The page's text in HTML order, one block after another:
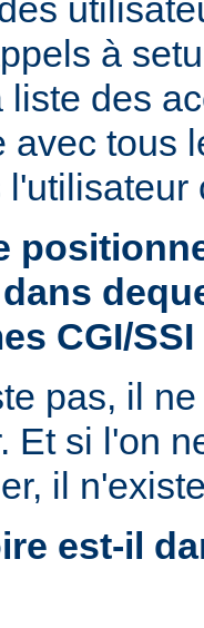
à
liste des
avec tous
l'utilisateur
CGI/SSI
pas, il
Et si l'on
il
est-il